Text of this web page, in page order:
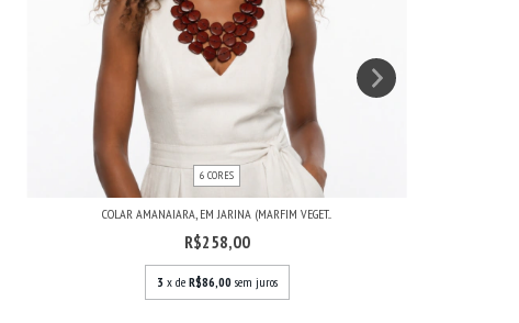
6 CORES
COLAR AMANAIARA, EM JARINA (MARFIM VEGET...
R$258,00
3 x de R$86,00 sem juros